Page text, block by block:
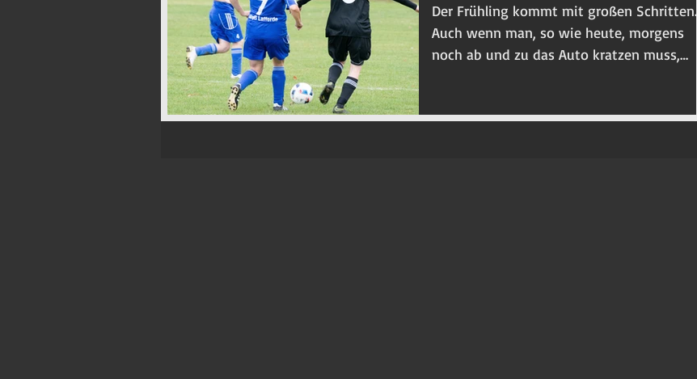
Der Frühling kommt mit großen Schritten.
Auch wenn man, so wie heute, morgens
noch ab und zu das Auto kratzen muss,